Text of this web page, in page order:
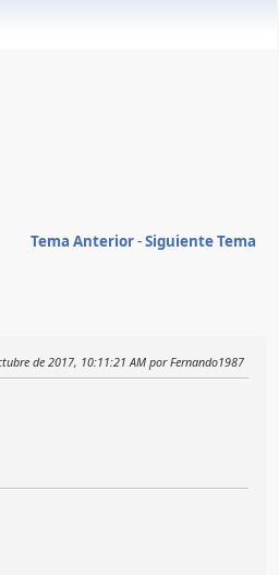
Tema Anterior-Siguiente Tema
de 2017, 10:11:21 AM por Fernando1987